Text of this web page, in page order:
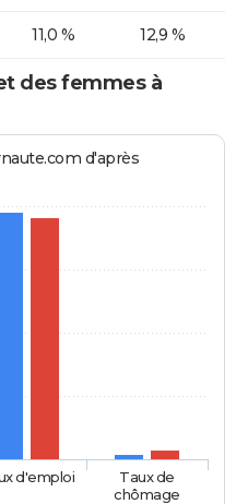
11,0 % 12,9 %
des femmes à
d'après
d'emploi
Taux de
chômage